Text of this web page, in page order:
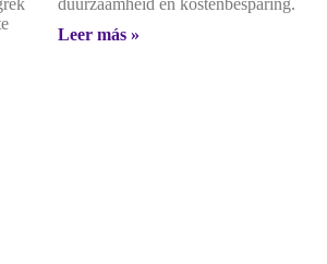
duurzaamheid en kostenbesparing.
Leer más »